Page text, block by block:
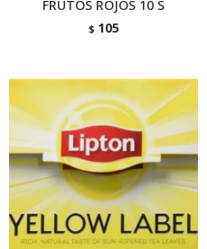
FRUTOS ROJOS 10 S
$ 105